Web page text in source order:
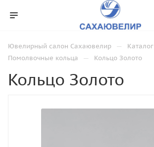
Ювелирный салон Сахаювелир — Каталог
Помолвочные кольца — Кольцо Золото
Кольцо Золото